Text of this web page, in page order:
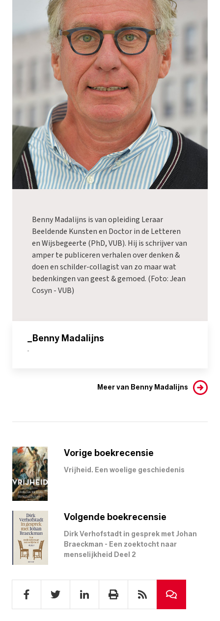
Benny Madalijns is van opleiding Leraar
Beeldende Kunsten en Doctor in de Letteren
en Wijsbegeerte (PhD, VUB). Hij is schrijver van
amper te publiceren verhalen over denken &
doen en schilder-collagist van zo maar wat
bedenkingen van geest & gemoed. (Foto: Jean
Cosyn - VUB)
_Benny Madalijns
-
Meer van Benny Madalijns
Vorige boekrecensie
Vrijheid. Een woelige geschiedenis
Volgende boekrecensie
Dirk Verhofstadt in gesprek met Johan
Braeckman - Een zoektocht naar
menselijkheid Deel 2